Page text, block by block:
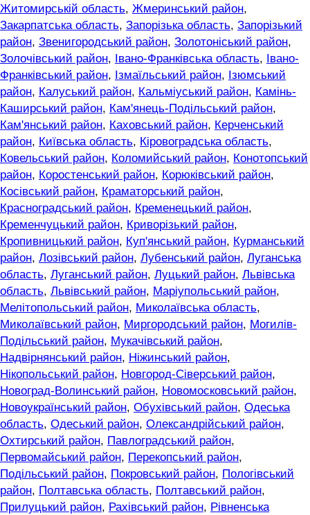
Житомирській область, Жмеринський район,
Закарпатська область, Запорізька область, Запорізький
район, Звенигородський район, Золотоніський район,
Золочівський район, Івано-Франківська область,
Івано-
Франківський район, Ізмаїльський район, Ізюмський
район, Калуський район, Кальміуський район, Камінь-
Каширський район, Кам'янець-Подільський район,
Кам'янський район, Каховський район, Керченський
район, Київська область, Кіровоградська область,
Ковельський район, Коломийський район, Конотопський
район, Коростенський район, Корюківський район,
Косівський район, Краматорський район,
Красноградський район, Кременецький район,
Кременчуцький район, Криворізький район,
Кропивницький район, Куп'янський район, Курманський
район, Лозівський район, Лубенський район, Луганська
область, Луганський район, Луцький район, Львівська
область, Львівський район, Маріупольський район,
Мелітопольський район, Миколаївська область,
Миколаївський район, Миргородський район, Могилів-
Подільський район, Мукачівський район,
Надвірнянський район, Ніжинський район,
Нікопольський район, Новгород-Сіверський район,
Новоград-Волинський район, Новомосковський район,
Новоукраїнський район, Обухівський район, Одеська
область, Одеський район, Олександрійський район,
Охтирський район, Павлоградський район,
Первомайський район, Перекопський район,
Подільський район, Покровський район, Пологівський
район, Полтавська область, Полтавський район,
Прилуцький район, Рахівський район, Рівненська